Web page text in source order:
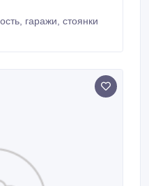
гаражи, стоянки